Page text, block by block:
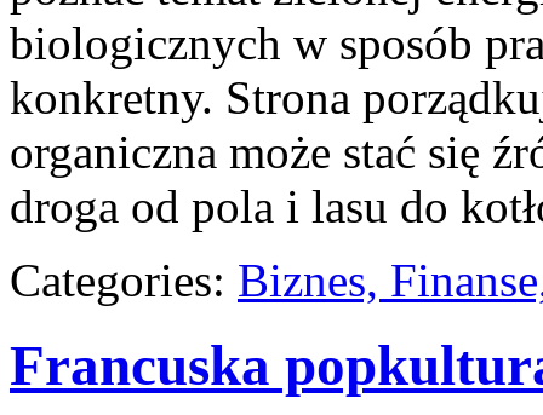
biologicznych w sposób
konkretny. Strona
organiczna może stać się
droga od pola i lasu do
Categories: Biznes,
Francuska